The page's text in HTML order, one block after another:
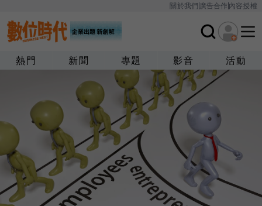
關於我們廣告合作內容授權
熱門 新聞 專題 影音 活動